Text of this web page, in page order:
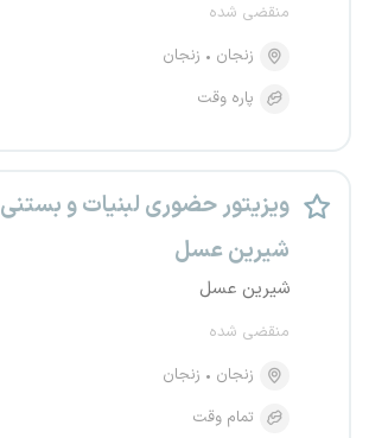
منقضی شده
زنجان
زنجان
پاره وقت
ویزیتور حضوری لبنیات و بستنی
شیرین عسل
شیرین عسل
منقضی شده
زنجان
زنجان
تمام وقت